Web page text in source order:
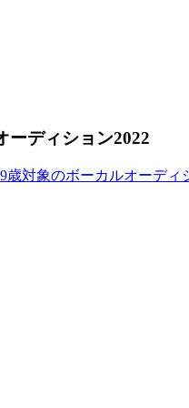
ディション2022
歳対象のボーカルオーディ